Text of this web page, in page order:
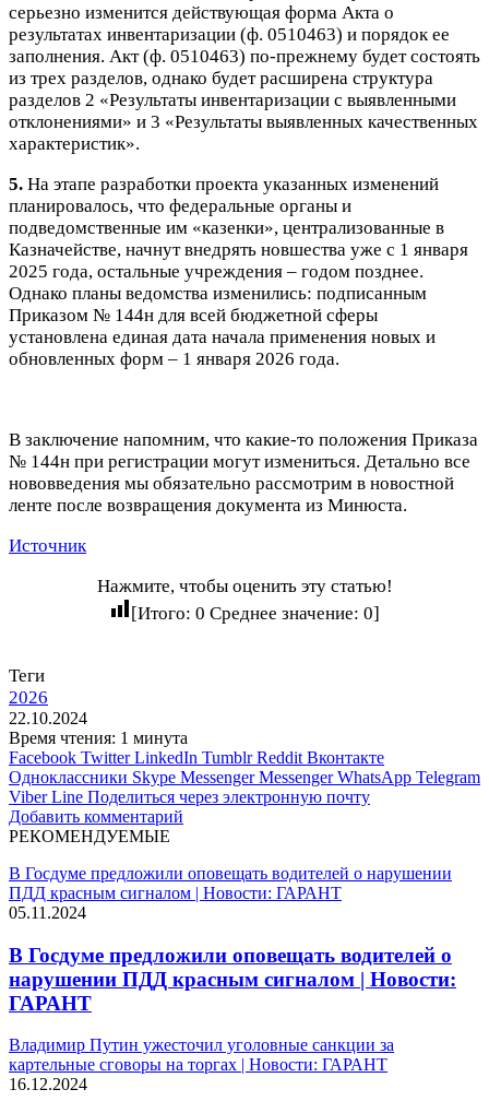
серьезно изменится действующая форма Акта о
результатах инвентаризации (ф. 0510463) и порядок ее
заполнения. Акт (ф. 0510463) по-прежнему будет состоять
из трех разделов, однако будет расширена структура
разделов 2 «Результаты инвентаризации с выявленными
отклонениями» и 3 «Результаты выявленных качественных
характеристик».
5. На этапе разработки проекта указанных изменений
планировалось, что федеральные органы и
подведомственные им «казенки», централизованные в
Казначействе, начнут внедрять новшества уже с 1 января
2025 года, остальные учреждения – годом позднее.
Однако планы ведомства изменились: подписанным
Приказом № 144н для всей бюджетной сферы
установлена единая дата начала применения новых и
обновленных форм – 1 января 2026 года.
В заключение напомним, что какие-то положения Приказа
№ 144н при регистрации могут измениться. Детально все
нововведения мы обязательно рассмотрим в новостной
ленте после возвращения документа из Минюста.
Источник
Нажмите, чтобы оценить эту статью!
[Итого: 0 Среднее значение: 0]
Теги
2026
22.10.2024
Время чтения: 1 минута
Facebook Twitter LinkedIn Tumblr Reddit Вконтакте
Одноклассники Skype Messenger Messenger WhatsApp Telegram
Viber Line Поделиться через электронную почту
Добавить комментарий
РЕКОМЕНДУЕМЫЕ
В Госдуме предложили оповещать водителей о нарушении
ПДД красным сигналом | Новости: ГАРАНТ
05.11.2024
В Госдуме предложили оповещать водителей о
нарушении ПДД красным сигналом | Новости:
ГАРАНТ
Владимир Путин ужесточил уголовные санкции за
картельные сговоры на торгах | Новости: ГАРАНТ
16.12.2024